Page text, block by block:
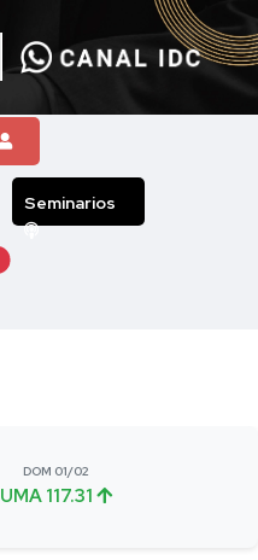
Seminarios
DOM 01/02
UMA 117.31